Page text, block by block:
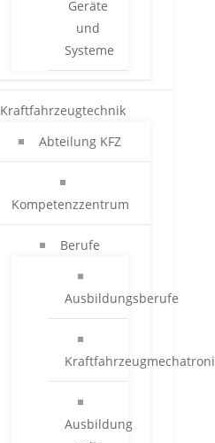
Geräte
und
Systeme
Kraftfahrzeugtechnik
Abteilung KFZ
Kompetenzzentrum
Berufe
Ausbildungsberufe
Ausbildung